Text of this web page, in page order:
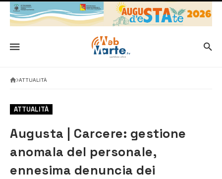
ATTUALITÀ
ATTUALITÀ
Augusta | Carcere: gestione
anomala del personale,
ennesima denuncia dei